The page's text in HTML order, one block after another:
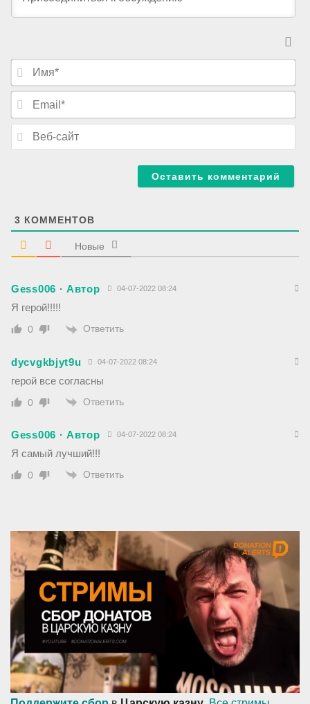
И
я
E
a
3 КОММЕНТОВ
Новые
Gess006 · Автор 04-07-2022 08:24
Я герой!!!!!
0 Ответить
dycvgkbjyt9u 04-07-2022 08:24
герой все согласны
0 Ответить
Gess006 · Автор 04-07-2022 08:24
Я самый лучший!!!
0 Ответить